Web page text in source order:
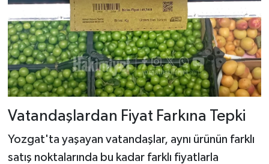
Vatandaşlardan Fiyat Farkına Tepki
Yozgat'ta yaşayan vatandaşlar, aynı ürünün farklı
satış noktalarında bu kadar farklı fiyatlarla